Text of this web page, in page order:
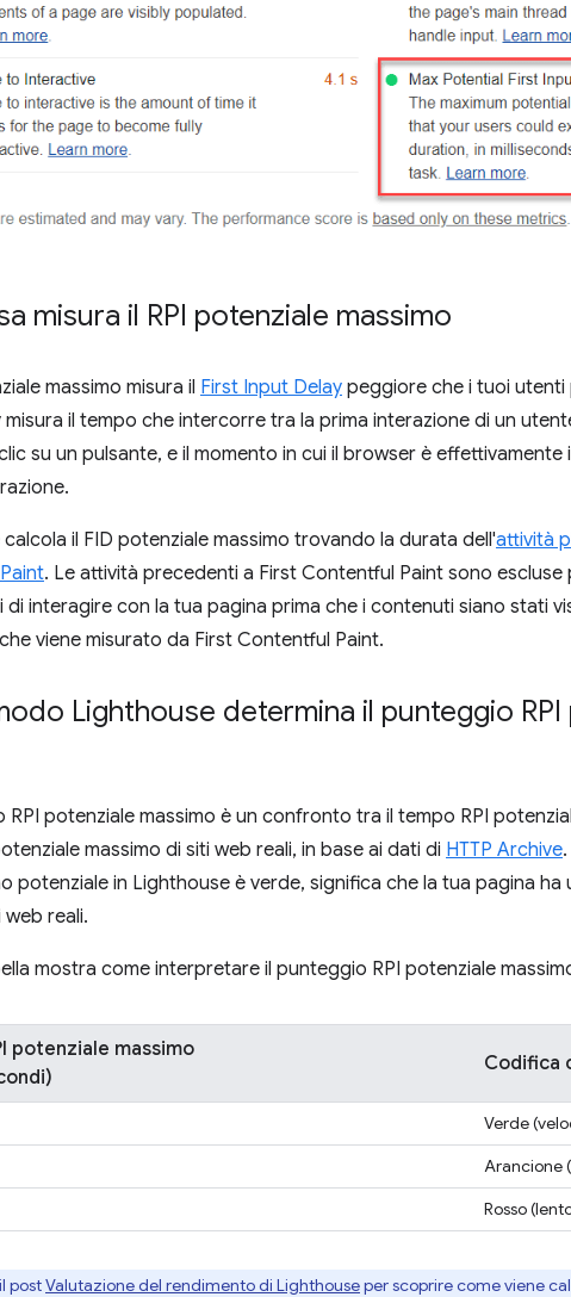
misura il RPI potenziale massimo
massimo misura il First Input Delay peggiore che i tuoi
misura il tempo che intercorre tra la prima interazione di un
su un pulsante, e il momento in cui il browser è
il FID potenziale massimo trovando la durata dell'attività
. Le attività precedenti a First Contentful Paint sono
interagire con la tua pagina prima che i contenuti siano stati
viene misurato da First Contentful Paint.
Lighthouse determina il punteggio
RPI potenziale massimo è un confronto tra il tempo RPI
massimo di siti web reali, in base ai dati di HTTP Archive
potenziale in Lighthouse è verde, significa che la tua pagina
reali.
mostra come interpretare il punteggio RPI potenziale
potenziale massimo
Codifica
Verde
Arancione
Rosso
postValutazione del rendimento di Lighthouseper scoprire come viene